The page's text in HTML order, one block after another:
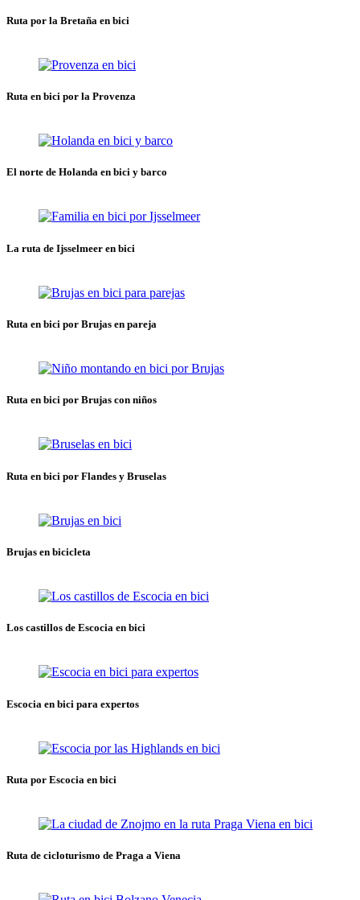
Ruta por la Bretaña en bici
Ruta en bici por la Provenza
El norte de Holanda en bici y barco
La ruta de Ijsselmeer en bici
Ruta en bici por Brujas en pareja
Ruta en bici por Brujas con niños
Ruta en bici por Flandes y Bruselas
Brujas en bicicleta
Los castillos de Escocia en bici
Escocia en bici para expertos
Ruta por Escocia en bici
Ruta de cicloturismo de Praga a Viena